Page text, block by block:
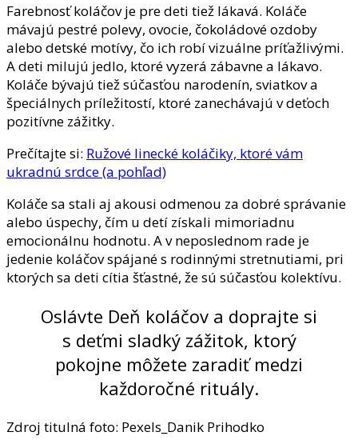
Farebnosť koláčov je pre deti tiež lákavá. Koláče
mávajú pestré polevy, ovocie, čokoládové ozdoby
alebo detské motívy, čo ich robí vizuálne príťažlivými.
A deti milujú jedlo, ktoré vyzerá zábavne a lákavo.
Koláče bývajú tiež súčasťou narodenín, sviatkov a
špeciálnych príležitostí, ktoré zanechávajú v deťoch
pozitívne zážitky.
Prečítajte si: Ružové linecké koláčiky, ktoré vám
ukradnú srdce (a pohľad)
Koláče sa stali aj akousi odmenou za dobré správanie
alebo úspechy, čím u detí získali mimoriadnu
emocionálnu hodnotu. A v neposlednom rade je
jedenie koláčov spájané s rodinnými stretnutiami, pri
ktorých sa deti cítia šťastné, že sú súčasťou kolektívu.
Oslávte Deň koláčov a doprajte si
s deťmi sladký zážitok, ktorý
pokojne môžete zaradiť medzi
každoročné rituály.
Zdroj titulná foto: Pexels_Danik Prihodko